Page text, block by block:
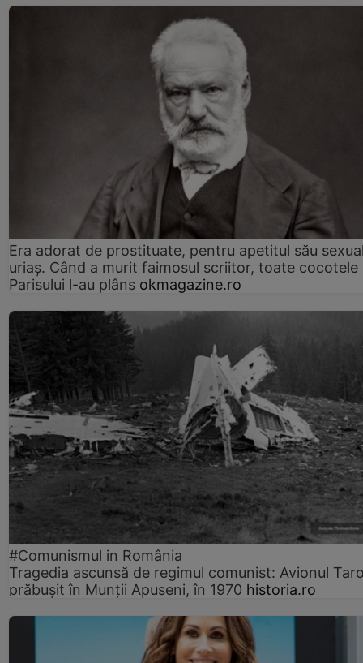
Era adorat de prostituate, pentru apetitul său
uriaș. Când a murit faimosul scriitor, toate cocotele
Parisului l-au plâns okmagazine.ro
#Comunismul in România
Tragedia ascunsă de regimul comunist: Avionul
prăbușit în Munții Apuseni, în 1970 historia.ro